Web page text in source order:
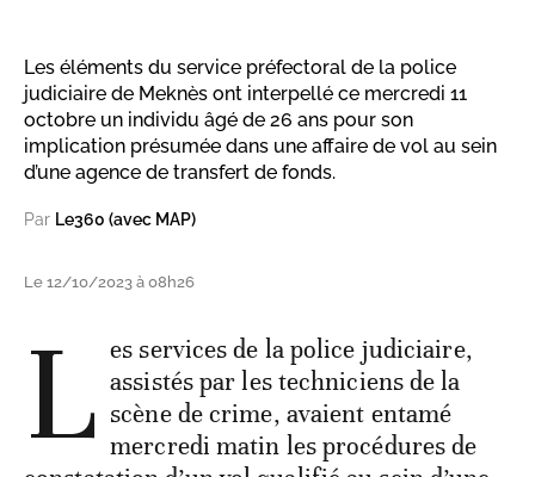
Les éléments du service préfectoral de la police
judiciaire de Meknès ont interpellé ce mercredi 11
octobre un individu âgé de 26 ans pour son
implication présumée dans une affaire de vol au sein
d’une agence de transfert de fonds.
Par Le360 (avec MAP)
Le 12/10/2023 à 08h26
L es services de la police judiciaire,
assistés par les techniciens de la
scène de crime, avaient entamé
mercredi matin les procédures de